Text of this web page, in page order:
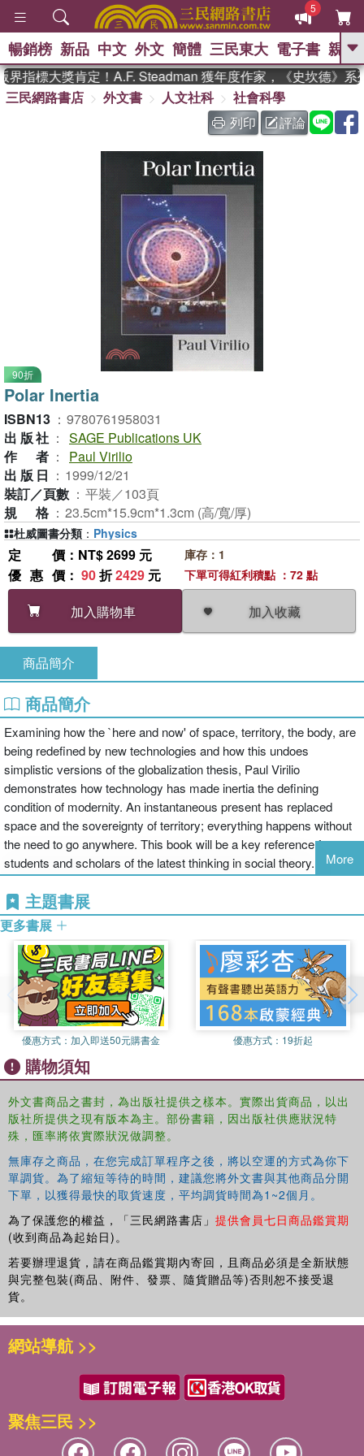
5
GO
熱搜： 東野圭吾 、 The Odyssey
、 如果歷史是一群喵 、 暑期
國際布克獎 臺灣漫遊錄 、 方
念華 、 台灣的李登輝時代
孩：黎曼猜想 、 偉大的迷走神經
暢銷榜 新品 中文 外文 簡體 三民東大 電子書 親子
指標大獎肯定！A.F. Steadman 獲年度作家，《史坎德》系
三民網路書店
外文書 人文社科
社會科學
列印
評論
90折
Polar Inertia
ISBN13 ： 9780761958031
出版社 ： SAGE Publications UK
作者 ：
Paul Virilio
出版日 ： 1999/12/21
裝訂／頁數 ： 平裝／103頁
規格 ： 23.5cm*15.9cm*1.3cm (高/寬/厚)
定價 ：NT$ 2699 元
優惠價 ： 90折2429 元
加入購物車
加入收藏
庫存：1
下單可得紅利積點 ：72 點
杜威圖書分類 ： Physics
商品簡介
商品簡介
Examining how the `here and now' of space, territory, the body, are
being redefined by new technologies and how this undoes
simplistic versions of the globalization thesis, Paul Virilio
demonstrates how technology has made inertia the defining
condition of modernity. An instantaneous present has replaced
space and the sovereignty of territory; everything happens without
the need to go anywhere. This book will be a key reference for
students and scholars of the latest thinking in social theory.
More
主題書展
更多書展
優惠方式： 加入即送50元購書金 優惠方式： 19折起
購物須知
外文書商品之書封，為出版社提供之樣本。實際出貨商品，以出
版社所提供之現有版本為主。部份書籍，因出版社供應狀況特
殊，匯率將依實際狀況做調整。
無庫存之商品，在您完成訂單程序之後，將以空運的方式為你下
單調貨。為了縮短等待的時間，建議您將外文書與其他商品分開
下單，以獲得最快的取貨速度，平均調貨時間為1~2個月。
為了保護您的權益，「三民網路書店」 提供會員七日商品鑑賞期
(收到商品為起始日)。
若要辦理退貨，請在商品鑑賞期內寄回，且商品必須是全新狀態
與完整包裝(商品、附件、發票、隨貨贈品等)否則恕不接受退
貨。
網站導航 >>
聚焦三民 >>